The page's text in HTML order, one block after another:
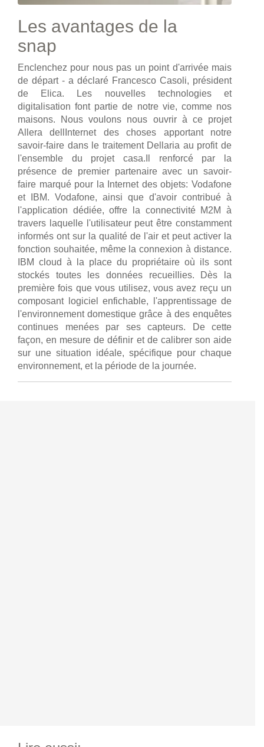
Les avantages de la
snap
Enclenchez pour nous pas un point d'arrivée mais
de départ - a déclaré Francesco Casoli, président
de Elica. Les nouvelles technologies et
digitalisation font partie de notre vie, comme nos
maisons. Nous voulons nous ouvrir à ce projet
Allera dellInternet des choses apportant notre
savoir-faire dans le traitement Dellaria au profit de
l'ensemble du projet casa.Il renforcé par la
présence de premier partenaire avec un savoir-
faire marqué pour la Internet des objets: Vodafone
et IBM. Vodafone, ainsi que d'avoir contribué à
l'application dédiée, offre la connectivité M2M à
travers laquelle l'utilisateur peut être constamment
informés ont sur la qualité de l'air et peut activer la
fonction souhaitée, même la connexion à distance.
IBM cloud à la place du propriétaire où ils sont
stockés toutes les données recueillies. Dès la
première fois que vous utilisez, vous avez reçu un
composant logiciel enfichable, l'apprentissage de
l'environnement domestique grâce à des enquêtes
continues menées par ses capteurs. De cette
façon, en mesure de définir et de calibrer son aide
sur une situation idéale, spécifique pour chaque
environnement, et la période de la journée.